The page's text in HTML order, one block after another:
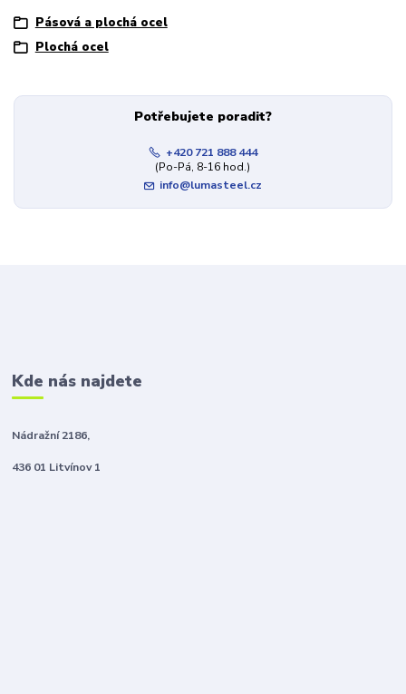
Pásová a plochá ocel
Plochá ocel
Potřebujete poradit?
+420 721 888 444
(Po-Pá, 8-16 hod.)
info@lumasteel.cz
Kde nás najdete
Nádražní 2186,
436 01 Litvínov 1